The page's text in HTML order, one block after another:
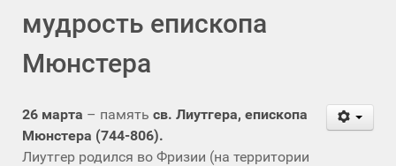
мудрость епископа
Мюнстера
26 марта – память св. Лиутгера, епископа
Мюнстера (744-806).
Лиутгер родился во Фризии (на территории